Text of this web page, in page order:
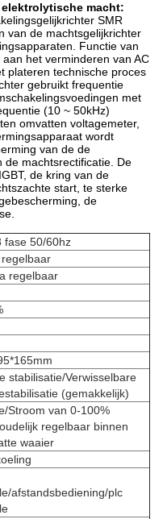
macht:
SMR
van de machtsgelijkrichter
Functie van
het verminderen van AC
plateren technische proces
gebruikt frequentie
met
(10 ~ 50kHz)
omvatten voltagemeter,
wordt
van de de
de machtsrectificatie. De
de kring van de
start, te sterke
de
fase 50/60hz
regelbaar
stabilisatie/Verwisselbare
(gemakkelijk)
Stroom van 0-100%
regelbaar binnen
waaier
afstandsbediening/plc